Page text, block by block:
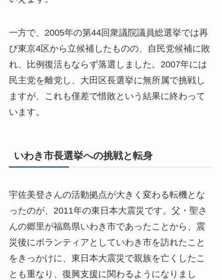
一方で、2005年の第44回衆議院議員総選挙では再
び東京4区から立候補したものの、自民党候補に敗
れ、比例復活もならず落選しました。2007年には
民主党を離党し、大田区長選挙に無所属で挑戦し
ますが、これも僅差で惜敗という結果に終わって
います。
いわき市長選挙への挑戦と転身
宇佐美登さんの活動拠点が大きく変わる転機とな
ったのが、2011年の東日本大震災です。父・聖さ
んの郷里が福島県いわき市であったことから、震
災後にボランティアとしていわき市を訪れたこと
をきっかけに、東日本大震災で親族を亡くしたこ
とも重なり、復興支援に関わるようになりまし